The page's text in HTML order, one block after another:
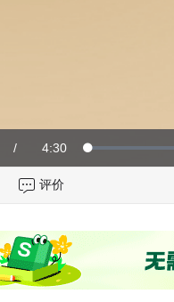
/ Duration
4:30 Loaded:
0%
评价